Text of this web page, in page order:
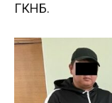
ГКНБ.